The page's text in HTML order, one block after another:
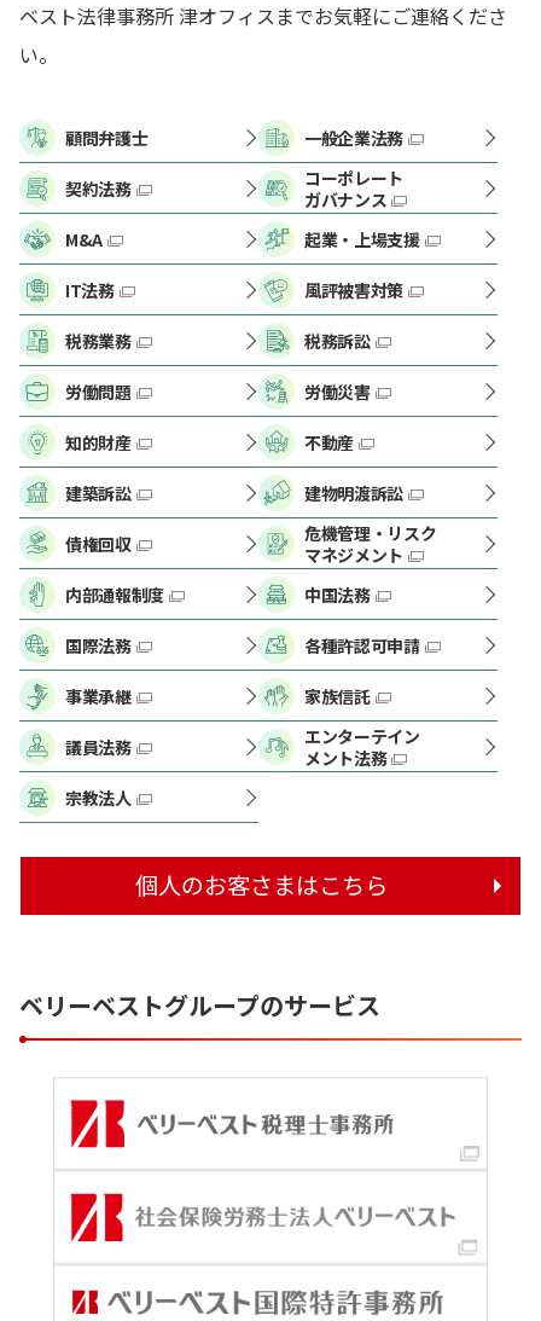
ベスト法律事務所 津オフィスまでお気軽にご連絡くださ
い。
顧問弁護士 一般企業法務
契約法務
コーポレート
ガバナンス
M&A
起業・上場支援
IT法務 風評被害対策
税務業務 税務訴訟
労働問題 労働災害
知的財産 不動産
建築訴訟 建物明渡訴訟
債権回収
危機管理・リスク
マネジメント
内部通報制度
中国法務
国際法務 各種許認可申請
事業承継 家族信託
議員法務
エンターテイン
メント法務
宗教法人
個人のお客さまはこちら
ベリーベストグループのサービス